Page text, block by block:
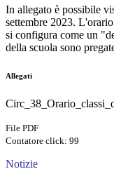
In allegato è possibile
settembre 2023.
si configura come un
della scuola sono
Allegati
File PDF
Contatore click: 99
Notizie